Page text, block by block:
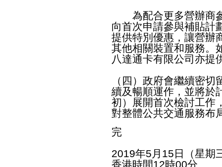
為配合更多營辦商參
向首次申請參與補貼計
提供特別優惠，讓營辦
其他相關裝置和服務。
八達通卡有限公司亦提
（四）政府會繼續密
續及暢順運作，並將於
初）展開首次檢討工作
對整體公共交通服務布
完
2019年5月15日（星期
香港時間12時00分